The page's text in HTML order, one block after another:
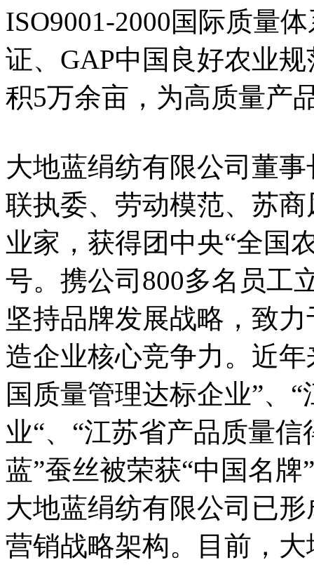
ISO9001-2000国际质量
证、GAP中国良好农业
积5万余亩，为高质量产
大地蓝绢纺有限公司董
联执委、劳动模范、苏
业家，获得团中央“全国
号。携公司800多名员工
坚持品牌发展战略，致
造企业核心竞争力。近
国质量管理达标企业”、
业“、“江苏省产品质量
蓝”蚕丝被荣获“中国
大地蓝绢纺有限公司已
营销战略架构。目前，